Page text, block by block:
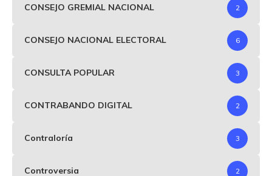
CONSEJO GREMIAL NACIONAL 2
CONSEJO NACIONAL ELECTORAL 6
CONSULTA POPULAR 3
CONTRABANDO DIGITAL 2
Contraloría 3
Controversia 2